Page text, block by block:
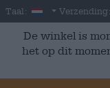
Skip to main content
Taal: Dutch
Verzending:
De winkel is
het op dit